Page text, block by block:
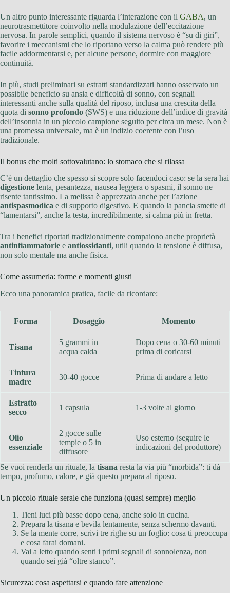
Un altro punto interessante riguarda l’interazione con il GABA, un
neurotrasmettitore coinvolto nella modulazione dell’eccitazione
nervosa. In parole semplici, quando il sistema nervoso è “su di giri”,
favorire i meccanismi che lo riportano verso la calma può rendere più
facile addormentarsi e, per alcune persone, dormire con maggiore
continuità.
In più, studi preliminari su estratti standardizzati hanno osservato un
possibile beneficio su ansia e difficoltà di sonno, con segnali
interessanti anche sulla qualità del riposo, inclusa una crescita della
quota di sonno profondo (SWS) e una riduzione dell’indice di gravità
dell’insonnia in un piccolo campione seguito per circa un mese. Non è
una promessa universale, ma è un indizio coerente con l’uso
tradizionale.
Il bonus che molti sottovalutano: lo stomaco che si rilassa
C’è un dettaglio che spesso si scopre solo facendoci caso: se la sera hai
digestione lenta, pesantezza, nausea leggera o spasmi, il sonno ne
risente tantissimo. La melissa è apprezzata anche per l’azione
antispasmodica e di supporto digestivo. E quando la pancia smette di
“lamentarsi”, anche la testa, incredibilmente, si calma più in fretta.
Tra i benefici riportati tradizionalmente compaiono anche proprietà
antinfiammatorie e antiossidanti, utili quando la tensione è diffusa,
non solo mentale ma anche fisica.
Come assumerla: forme e momenti giusti
Ecco una panoramica pratica, facile da ricordare:
Forma Dosaggio Momento
Tisana
5 grammi in
acqua calda
Dopo cena o 30-60 minuti
prima di coricarsi
Tintura
madre
30-40 gocce Prima di andare a letto
Estratto
secco
1 capsula 1-3 volte al giorno
Olio
essenziale
2 gocce sulle
tempie o 5 in
diffusore
Uso esterno (seguire le
indicazioni del produttore)
Se vuoi renderla un rituale, la tisana resta la via più “morbida”: ti dà
tempo, profumo, calore, e già questo prepara al riposo.
Un piccolo rituale serale che funziona (quasi sempre) meglio
Tieni luci più basse dopo cena, anche solo in cucina.
Prepara la tisana e bevila lentamente, senza schermo davanti.
Se la mente corre, scrivi tre righe su un foglio: cosa ti preoccupa
e cosa farai domani.
Vai a letto quando senti i primi segnali di sonnolenza, non
quando sei già “oltre stanco”.
Sicurezza: cosa aspettarsi e quando fare attenzione